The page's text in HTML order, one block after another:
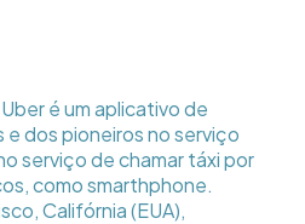
é um aplicativo de
e dos pioneiros no serviço
serviço de chamar táxi por
como smarthphone.
Califórnia (EUA),